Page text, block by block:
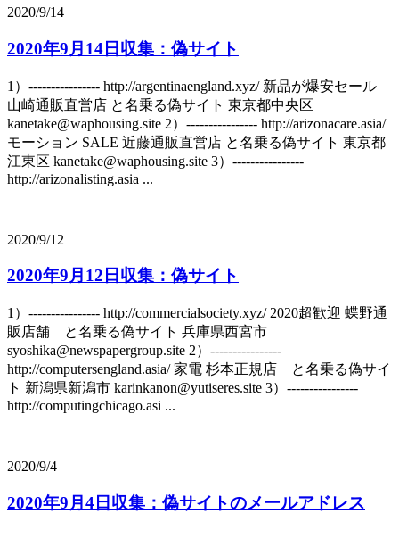
2020/9/14
2020年9月14日収集：偽サイト
1）---------------- http://argentinaengland.xyz/ 新品が爆安セール
山崎通販直営店 と名乗る偽サイト 東京都中央区
kanetake@waphousing.site 2）---------------- http://arizonacare.asia/
モーション SALE 近藤通販直営店 と名乗る偽サイト 東京都
江東区 kanetake@waphousing.site 3）----------------
http://arizonalisting.asia ...
2020/9/12
2020年9月12日収集：偽サイト
1）---------------- http://commercialsociety.xyz/ 2020超歓迎 蝶野通
販店舗 と名乗る偽サイト 兵庫県西宮市
syoshika@newspapergroup.site 2）----------------
http://computersengland.asia/ 家電 杉本正規店 と名乗る偽サイ
ト 新潟県新潟市 karinkanon@yutiseres.site 3）----------------
http://computingchicago.asi ...
2020/9/4
2020年9月4日収集：偽サイトのメールアドレス